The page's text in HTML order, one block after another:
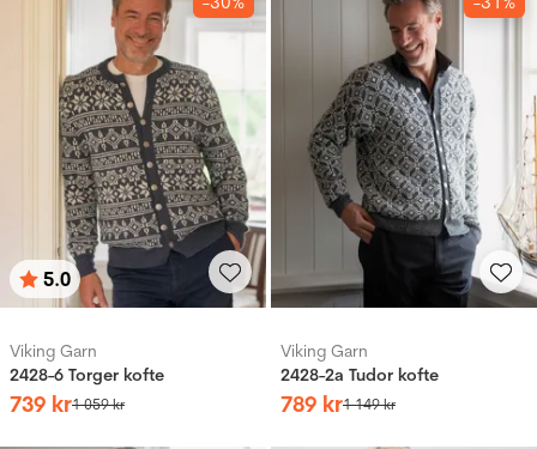
Betyg:
5.0
utav 5 stjärnor
Viking Garn
2428-6 Torger kofte
739 kr1 059kr
Viking Garn
2428-2a Tudor kofte
789 kr1 149kr